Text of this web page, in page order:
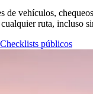
de vehículos,
ruta, incluso
públicos